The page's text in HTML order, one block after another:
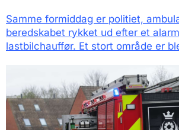
Samme formiddag er politiet,
beredskabet rykket ud efter et
lastbilchauffør. Et stort område er